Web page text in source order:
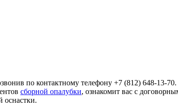
по контактному телефону +7 (812) 648-
сборной опалубки, ознакомит вас с
оснастки.